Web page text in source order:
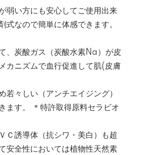
弱い方にも安心してご使用出来
式なので簡単に体感できます。
、炭酸ガス（炭酸水素Na）が皮
カニズムで血行促進して肌(皮膚
若々しい（アンチエイジング）
ます。 ＊特許取得原料セラビオ
Ｃ誘導体（抗シワ・美白）も超
安全性においては植物性天然素